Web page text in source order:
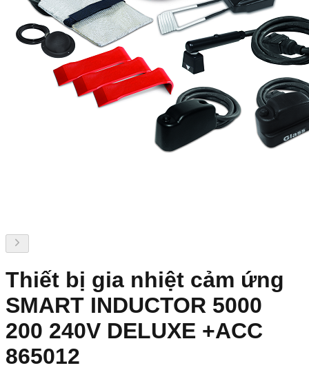
Thiết bị gia nhiệt cảm ứng
SMART INDUCTOR 5000
200 240V DELUXE +ACC
865012